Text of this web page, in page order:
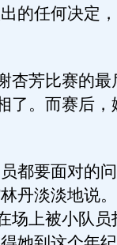
的任何决定
芳比赛的最
了。而赛后，
要面对的
丹淡淡地说
场上被小队员